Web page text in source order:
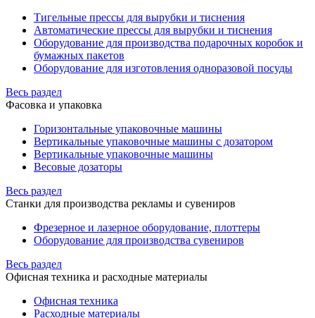
Тигельные прессы для вырубки и тиснения
Автоматические прессы для вырубки и тиснения
Оборудование для производства подарочных коробок и
бумажных пакетов
Оборудование для изготовления одноразовой посуды
Весь раздел
Фасовка и упаковка
Горизонтальные упаковочные машины
Вертикальные упаковочные машины с дозатором
Вертикальные упаковочные машины
Весовые дозаторы
Весь раздел
Станки для производства рекламы и сувениров
Фрезерное и лазерное оборудование, плоттеры
Оборудование для производства сувениров
Весь раздел
Офисная техника и расходные материалы
Офисная техника
Расходные материалы